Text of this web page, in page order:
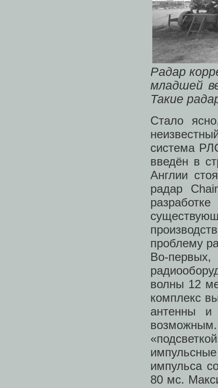
Радар
младшей
Такие
Стало
система
введён в
Англии
радар
проблему
Во-
волны 12
комплекс
антенны и
импульса
80 мс.